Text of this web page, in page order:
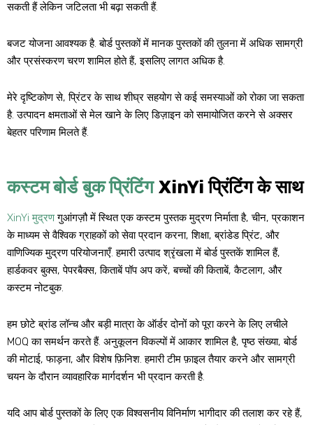
सकती हैं लेकिन जटिलता भी बढ़ा सकती हैं.
बजट योजना आवश्यक है. बोर्ड पुस्तकों में मानक पुस्तकों की तुलना में अधिक सामग्री
और प्रसंस्करण चरण शामिल होते हैं, इसलिए लागत अधिक है.
मेरे दृष्टिकोण से, प्रिंटर के साथ शीघ्र सहयोग से कई समस्याओं को रोका जा सकता
है. उत्पादन क्षमताओं से मेल खाने के लिए डिज़ाइन को समायोजित करने से अक्सर
बेहतर परिणाम मिलते हैं.
कस्टम बोर्ड बुक प्रिंटिंगXinYi प्रिंटिंग के साथ
XinYi मुद्रणगुआंगज़ौ में स्थित एक कस्टम पुस्तक मुद्रण निर्माता है, चीन, प्रकाशन
के माध्यम से वैश्विक ग्राहकों को सेवा प्रदान करना, शिक्षा, ब्रांडेड प्रिंट, और
वाणिज्यिक मुद्रण परियोजनाएँ. हमारी उत्पाद श्रृंखला में बोर्ड पुस्तकें शामिल हैं,
हार्डकवर बुक्स, पेपरबैक्स, किताबें पॉप अप करें, बच्चों की किताबें, कैटलाग, और
कस्टम नोटबुक.
हम छोटे ब्रांड लॉन्च और बड़ी मात्रा के ऑर्डर दोनों को पूरा करने के लिए लचीले
MOQ का समर्थन करते हैं. अनुकूलन विकल्पों में आकार शामिल है, पृष्ठ संख्या, बोर्ड
की मोटाई, फाड़ना, और विशेष फ़िनिश. हमारी टीम फ़ाइल तैयार करने और सामग्री
चयन के दौरान व्यावहारिक मार्गदर्शन भी प्रदान करती है.
यदि आप बोर्ड पुस्तकों के लिए एक विश्वसनीय विनिर्माण भागीदार की तलाश कर रहे हैं,